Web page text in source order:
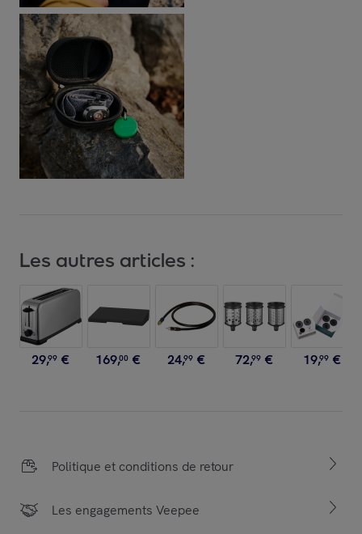
Les autres articles :
29,99 € 169,00 € 24,99 € 72,99 € 19,99 €
Politique et conditions de retour
Les engagements Veepee